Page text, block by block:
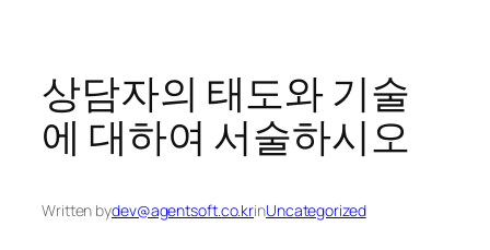
상담자의 태도와 기술
에 대하여 서술하시오
Written bydev@agentsoft.co.krinUncategorized